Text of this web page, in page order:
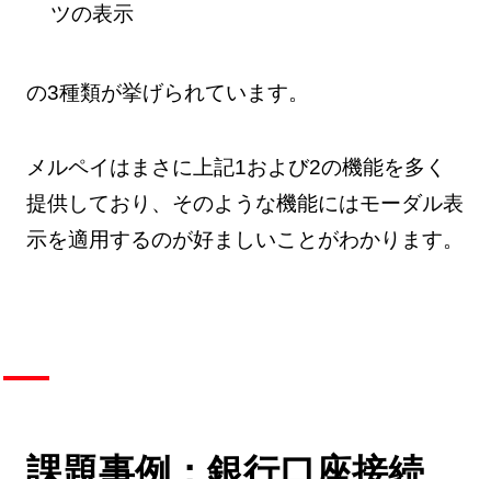
ツの表示
の3種類が挙げられています。
メルペイはまさに上記1および2の機能を多く
提供しており、そのような機能にはモーダル表
示を適用するのが好ましいことがわかります。